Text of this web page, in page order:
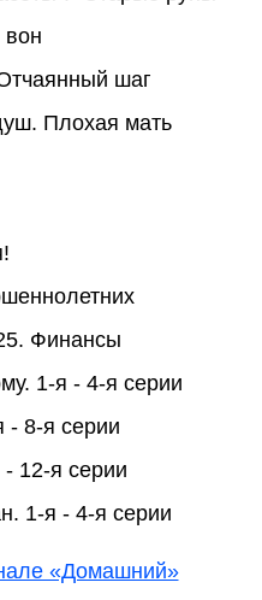
вон
шаг
Плохая мать
Финансы
1-я - 4-я серии
- 8-я серии
12-я серии
1-я - 4-я серии
«Домашний»